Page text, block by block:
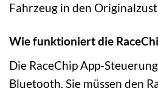
Fahrzeug in den
Wie funktioniert die
Die RaceChip App-
Bluetooth. Sie müssen den